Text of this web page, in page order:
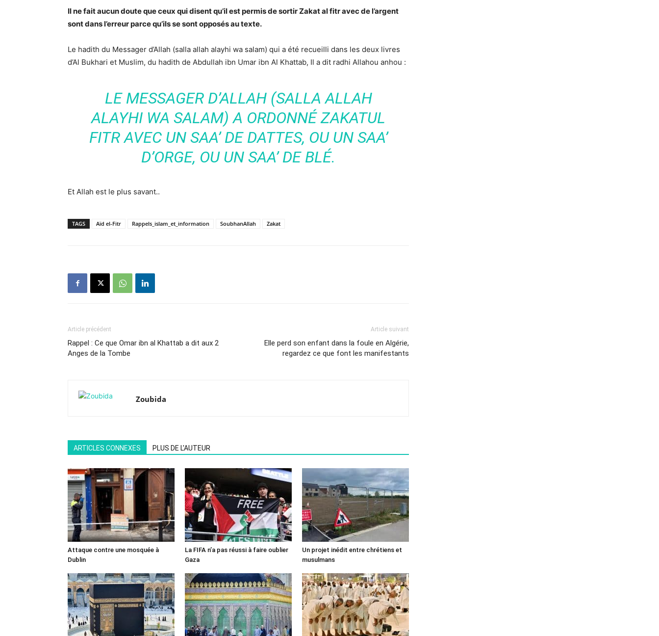
Il ne fait aucun doute que ceux qui disent qu’il est permis de sortir Zakat al fitr avec de l’argent
sont dans l’erreur parce qu’ils se sont opposés au texte.
Le hadith du Messager d’Allah (salla allah alayhi wa salam) qui a été recueilli dans les deux livres
d’Al Bukhari et Muslim, du hadith de Abdullah ibn Umar ibn Al Khattab, Il a dit radhi Allahou anhou :
LE MESSAGER D’ALLAH (SALLA ALLAH
ALAYHI WA SALAM) A ORDONNÉ ZAKATUL
FITR AVEC UN SAA’ DE DATTES, OU UN SAA’
D’ORGE, OU UN SAA’ DE BLÉ.
Et Allah est le plus savant..
TAGS Aïd el-Fitr Rappels_islam_et_information SoubhanAllah Zakat
Article précédent
Rappel : Ce que Omar ibn al Khattab a dit aux 2
Anges de la Tombe
Article suivant
Elle perd son enfant dans la foule en Algérie,
regardez ce que font les manifestants
Zoubida
ARTICLES CONNEXES PLUS DE L'AUTEUR
Attaque contre une mosquée à
Dublin
La FIFA n’a pas réussi à faire oublier
Gaza
Un projet inédit entre chrétiens et
musulmans